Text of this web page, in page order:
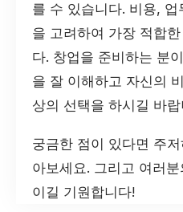
를 수 있습니다. 비용,
을 고려하여 가장 적합
다. 창업을 준비하는 분
을 잘 이해하고 자신의
상의 선택을 하시길 바랍
궁금한 점이 있다면 주
아보세요. 그리고 여러
이길 기원합니다!